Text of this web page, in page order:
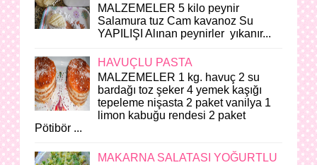
MALZEMELER 5 kilo peynir
Salamura tuz Cam kavanoz Su
YAPILIŞI Alınan peynirler yıkanır...
HAVUÇLU PASTA
MALZEMELER 1 kg. havuç 2 su
bardağı toz şeker 4 yemek kaşığı
tepeleme nişasta 2 paket vanilya 1
limon kabuğu rendesi 2 paket
Pötibör ...
MAKARNA SALATASI YOĞURTLU